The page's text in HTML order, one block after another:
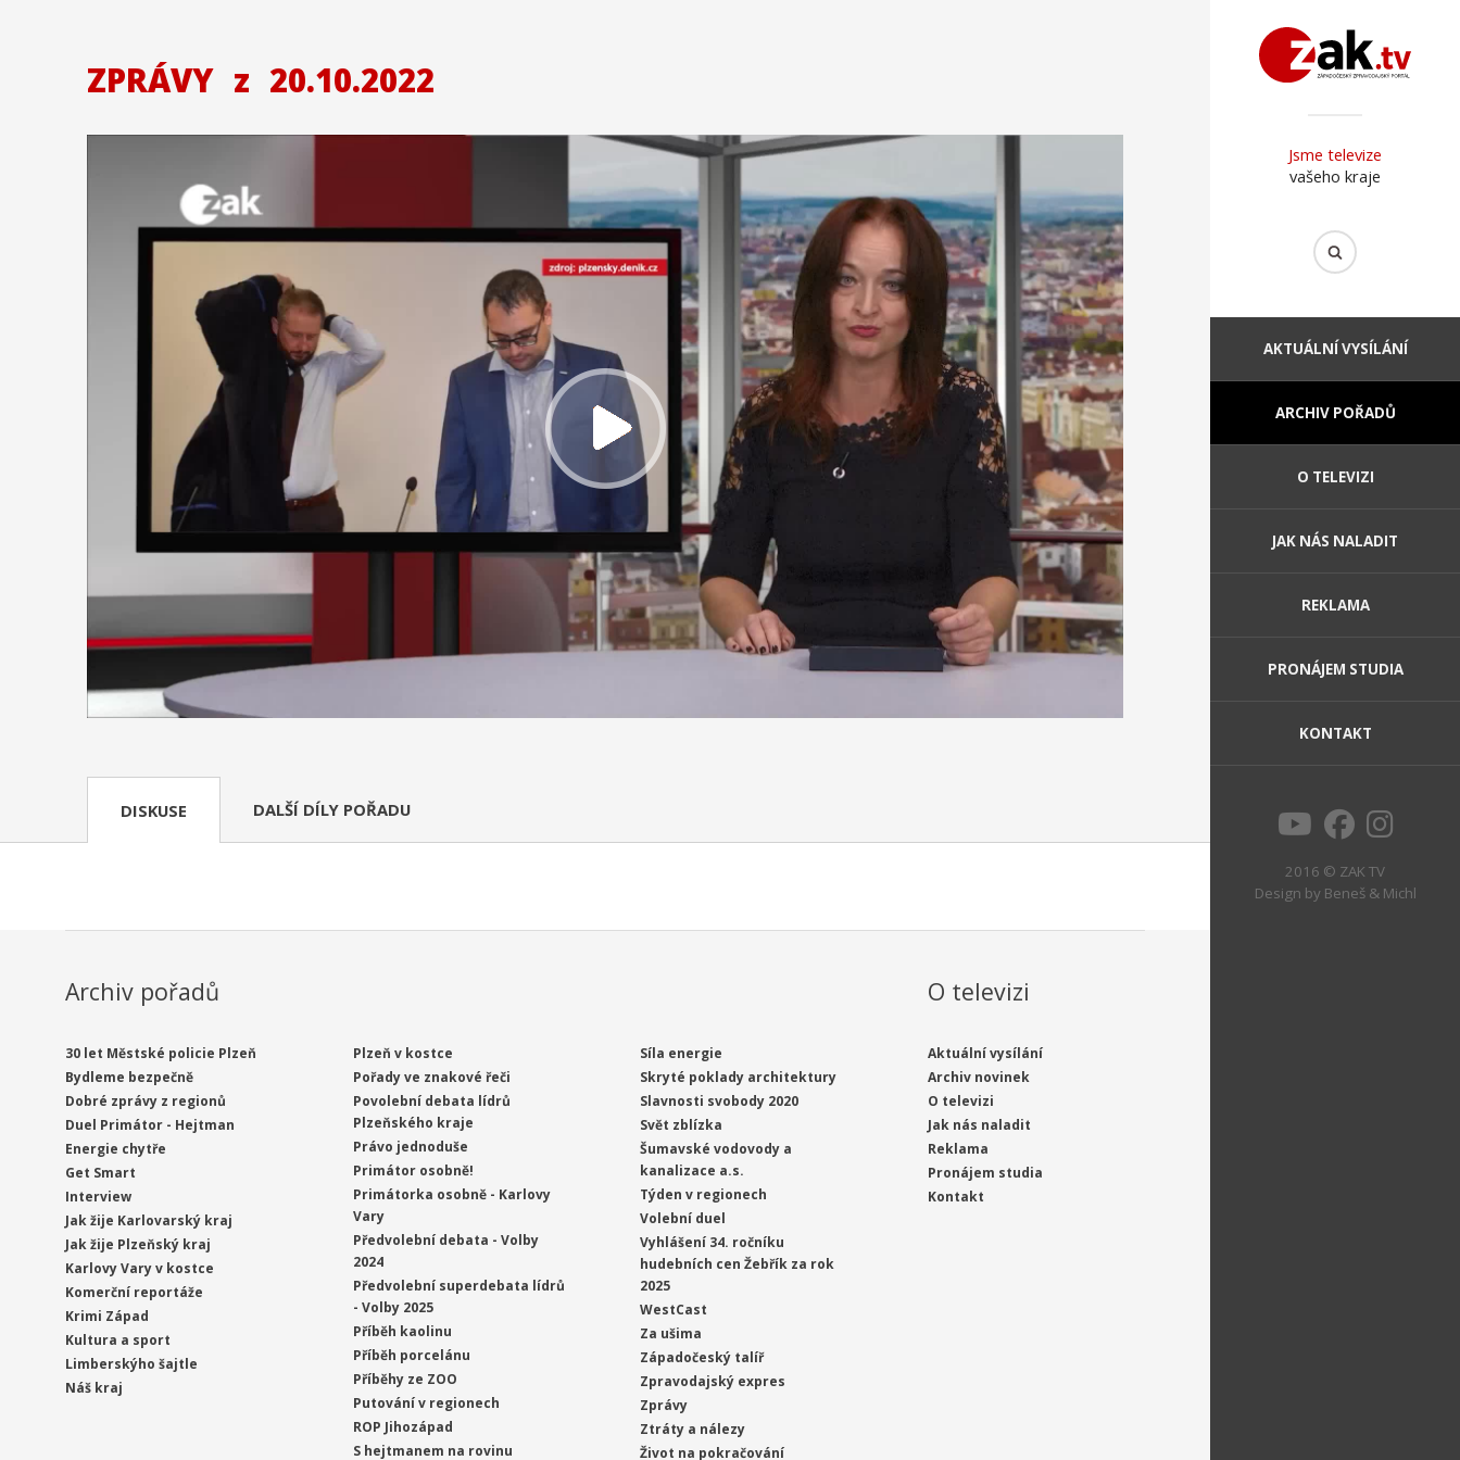
Jsme televize
vašeho kraje
AKTUÁLNÍ VYSÍLÁNÍ
ARCHIV POŘADŮ
O TELEVIZI
JAK NÁS NALADIT
REKLAMA
PRONÁJEM STUDIA
KONTAKT
2016 © ZAK TV
Design by Beneš & Michl
ZPRÁVY z 20.10.2022
DISKUSE DALŠÍ DÍLY POŘADU
Archiv pořadů
30 let Městské policie Plzeň
Bydleme bezpečně
Dobré zprávy z regionů
Duel Primátor - Hejtman
Energie chytře
Get Smart
Interview
Jak žije Karlovarský kraj
Jak žije Plzeňský kraj
Karlovy Vary v kostce
Komerční reportáže
Krimi Západ
Kultura a sport
Limberskýho šajtle
Náš kraj
Plzeň v kostce
Pořady ve znakové řeči
Povolební debata lídrů
Plzeňského kraje
Právo jednoduše
Primátor osobně!
Primátorka osobně - Karlovy
Vary
Předvolební debata - Volby
2024
Předvolební superdebata lídrů
- Volby 2025
Příběh kaolinu
Příběh porcelánu
Příběhy ze ZOO
Putování v regionech
ROP Jihozápad
S hejtmanem na rovinu
Síla energie
Skryté poklady architektury
Slavnosti svobody 2020
Svět zblízka
Šumavské vodovody a
kanalizace a.s.
Týden v regionech
Volební duel
Vyhlášení 34. ročníku
hudebních cen Žebřík za rok
2025
WestCast
Za ušima
Západočeský talíř
Zpravodajský expres
Zprávy
Ztráty a nálezy
Život na pokračování
O televizi
Aktuální vysílání
Archiv novinek
O televizi
Jak nás naladit
Reklama
Pronájem studia
Kontakt